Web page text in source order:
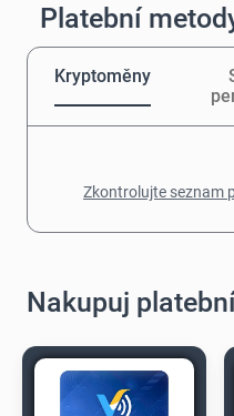
Platební
Kryptoměny
Zkontrolujte seznam
Nakupuj